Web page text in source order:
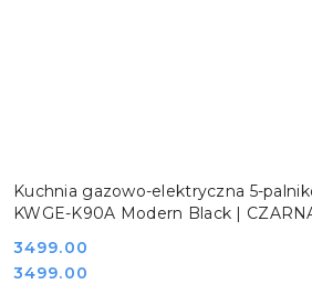
Kuchnia gazowo-elektryczna 5-
KWGE-K90A Modern Black |
Cena:
3499.00
Cena:
3499.00